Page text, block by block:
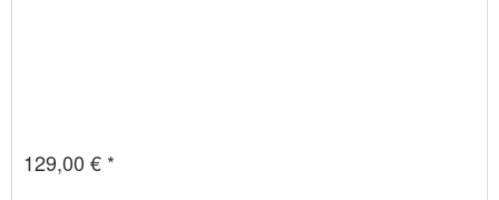
129,00 € *